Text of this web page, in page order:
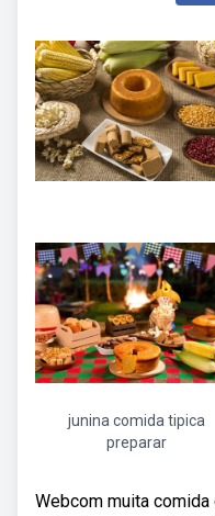
junina comida tipica
preparar
Webcom muita